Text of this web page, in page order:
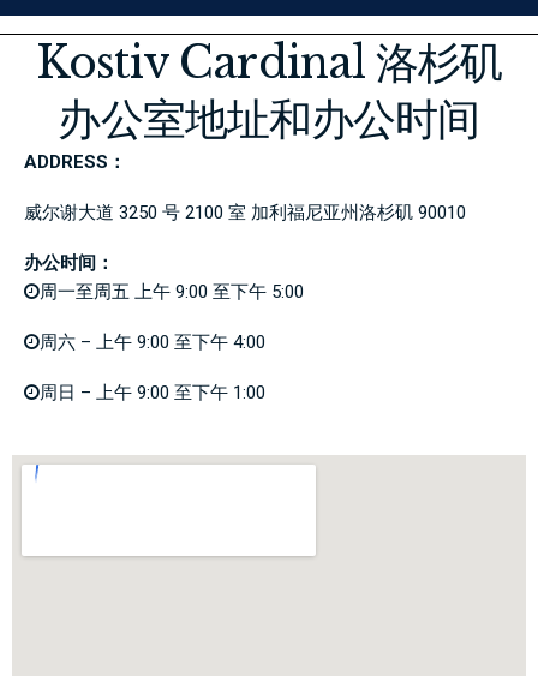
Kostiv Cardinal 洛杉矶
办公室地址和办公时间
ADDRESS：
威尔谢大道 3250 号 2100 室 加利福尼亚州洛杉矶 90010
办公时间：
周一至周五 上午 9:00 至下午 5:00
周六 – 上午 9:00 至下午 4:00
周日 – 上午 9:00 至下午 1:00